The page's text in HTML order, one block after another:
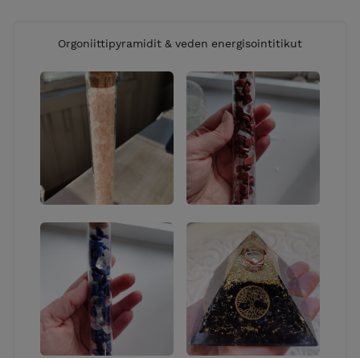
Orgoniittipyramidit & veden energisointitikut